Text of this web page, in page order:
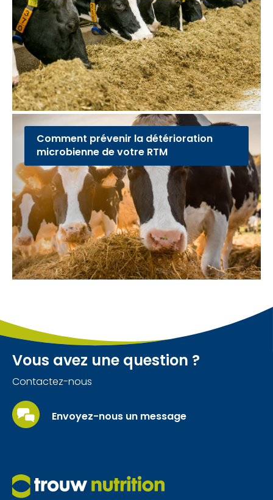
Comment prévenir la détérioration
microbienne de votre RTM
Vous avez une question ?
Contactez-nous
Envoyez-nous un message